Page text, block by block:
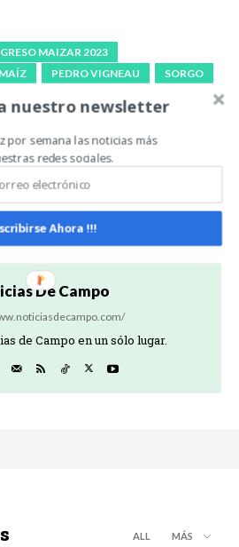
MAIZAR 2023
MAÍZ PEDRO VIGNEAU SORGO
La marca de nutrición
animal de Cargill en
solares en su planta de
Venado Tuerto
De Campo
de Campo en un sólo lugar.
ALL MÁS
nuestro newsletter
por semana las noticias más
redes sociales.
Ahora !!!